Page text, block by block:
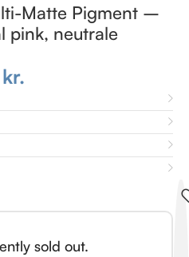
Matte Pigment –
pink, neutrale
kr.
sold out.